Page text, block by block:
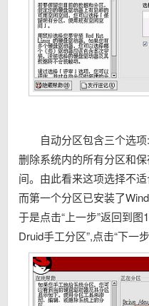
自动分区包含三个选
删除系统内的所有分区和
间。由此看来这项选择不
而第一个分区已安装了
于是点击“上一步”返回到
Druid手工分区”,点击“下一